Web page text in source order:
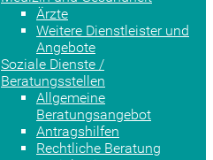
Ärzte
Weitere Dienstleister und
Angebote
Soziale Dienste /
Beratungsstellen
Allgemeine
Beratungsangebot
Antragshilfen
Rechtliche Beratung